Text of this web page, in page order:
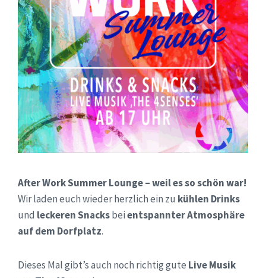
After Work Summer Lounge – weil es so schön war!
Wir laden euch wieder herzlich ein zu kühlen Drinks
und leckeren Snacksbeientspannter Atmosphäre
auf dem Dorfplatz.
Dieses Mal gibt’s auch noch richtig gute Live Musik